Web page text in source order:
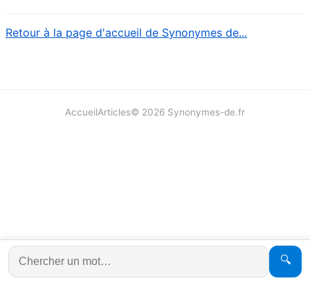
Retour à la page d'accueil de Synonymes de...
🔍
AccueilArticles© 2026 Synonymes-de.fr